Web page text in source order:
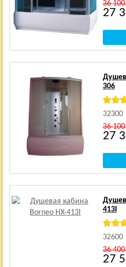
36 100
27
306
32300
36 100
27
413I
32600
36 400
27